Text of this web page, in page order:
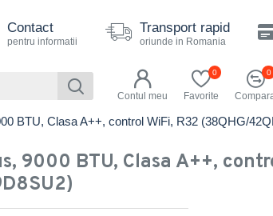
Contact
pentru informatii
Transport rapid
oriunde in Romania
Contul meu Favorite
0 0
BTU, Clasa A++, control WiFi, R32 (38QHG/
BTU, Clasa A++,